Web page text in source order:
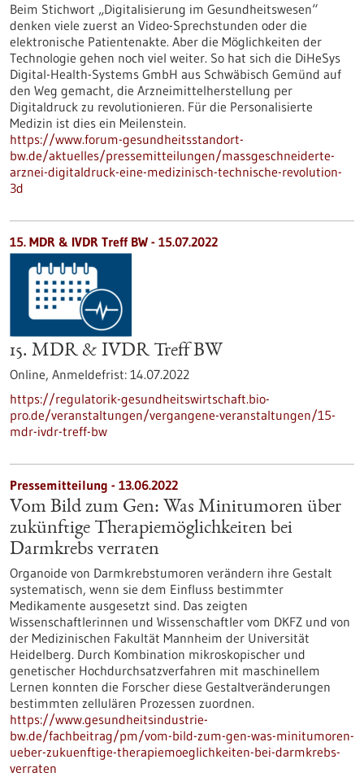
Beim Stichwort „Digitalisierung im Gesundheitswesen“
denken viele zuerst an Video-Sprechstunden oder die
elektronische Patientenakte. Aber die Möglichkeiten der
Technologie gehen noch viel weiter. So hat sich die DiHeSys
Digital-Health-Systems GmbH aus Schwäbisch Gemünd auf
den Weg gemacht, die Arzneimittelherstellung per
Digitaldruck zu revolutionieren. Für die Personalisierte
Medizin ist dies ein Meilenstein.
https://www.forum-gesundheitsstandort-
bw.de/aktuelles/pressemitteilungen/massgeschneiderte-
arznei-digitaldruck-eine-medizinisch-technische-revolution-
3d
15. MDR & IVDR Treff BW - 15.07.2022
15. MDR & IVDR Treff BW
Online, Anmeldefrist: 14.07.2022
https://regulatorik-gesundheitswirtschaft.bio-
pro.de/veranstaltungen/vergangene-veranstaltungen/15-
mdr-ivdr-treff-bw
Pressemitteilung - 13.06.2022
Vom Bild zum Gen: Was Minitumoren über
zukünftige Therapiemöglichkeiten bei
Darmkrebs verraten
Organoide von Darmkrebstumoren verändern ihre Gestalt
systematisch, wenn sie dem Einfluss bestimmter
Medikamente ausgesetzt sind. Das zeigten
Wissenschaftlerinnen und Wissenschaftler vom DKFZ und von
der Medizinischen Fakultät Mannheim der Universität
Heidelberg. Durch Kombination mikroskopischer und
genetischer Hochdurchsatzverfahren mit maschinellem
Lernen konnten die Forscher diese Gestaltveränderungen
bestimmten zellulären Prozessen zuordnen.
https://www.gesundheitsindustrie-
bw.de/fachbeitrag/pm/vom-bild-zum-gen-was-minitumoren-
ueber-zukuenftige-therapiemoeglichkeiten-bei-darmkrebs-
verraten